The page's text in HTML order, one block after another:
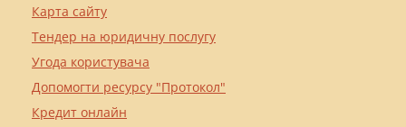
Карта сайту
Тендер на юридичну послугу
Угода користувача
Допомогти ресурсу "Протокол"
Кредит онлайн